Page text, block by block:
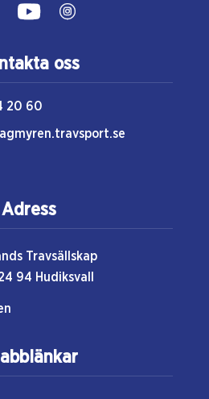
oss
20 60
Adress
Travsällskap
94 Hudiksvall